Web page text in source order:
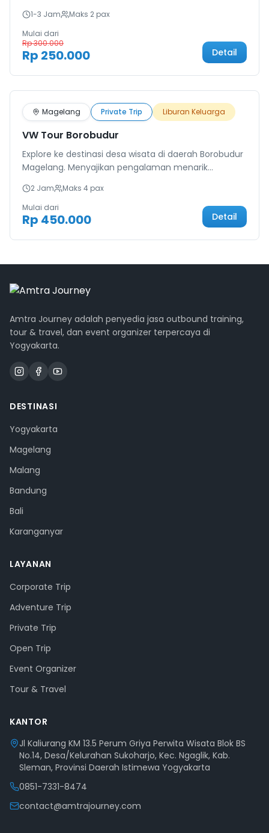
1-3 Jam Maks 2 pax
Mulai dari
Rp 300.000
Rp 250.000 Detail
Terlaris
Magelang Private Trip Liburan Keluarga
VW Tour Borobudur
Explore ke destinasi desa wisata di daerah Borobudur
Magelang. Menyajikan pengalaman menarik
Menoreh, Bentangan Sawah, Wisata by Svarga Bumi,
Sunrise Punthuk Setumbu, Sunrise Enam Langit by
Plataran, dan masih banyak lagi.
2 Jam Maks 4 pax
Mulai dari
Rp 450.000 Detail
Amtra Journey adalah penyedia jasa outbound training,
tour & travel, dan event organizer terpercaya di
Yogyakarta.
DESTINASI
Yogyakarta
Magelang
Malang
Bandung
Bali
Karanganyar
LAYANAN
Corporate Trip
Adventure Trip
Private Trip
Open Trip
Event Organizer
Tour & Travel
KANTOR
Jl Kaliurang KM 13.5 Perum Griya Perwita Wisata Blok BS
No.14, Desa/Kelurahan Sukoharjo, Kec. Ngaglik, Kab.
Sleman, Provinsi Daerah Istimewa Yogyakarta
0851-7331-8474
contact@amtrajourney.com